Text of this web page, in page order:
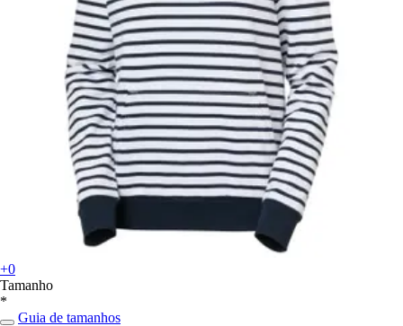
+0
Tamanho
*
Guia de tamanhos